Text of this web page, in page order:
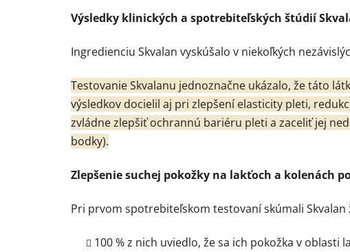
Výsledky klinických a spotrebiteľských štúdií
Ingredienciu Skvalan vyskúšalo v niekoľkých
Testovanie Skvalanu jednoznačne ukázalo, že táto
výsledkov docielil aj pri zlepšení elasticity pleti,
zvládne zlepšiť ochrannú bariéru pleti a zaceliť jej
bodky).
Zlepšenie suchej pokožky na lakťoch a kolenách
Pri prvom spotrebiteľskom testovaní skúmali
100 % z nich uviedlo, že sa ich pokožka v